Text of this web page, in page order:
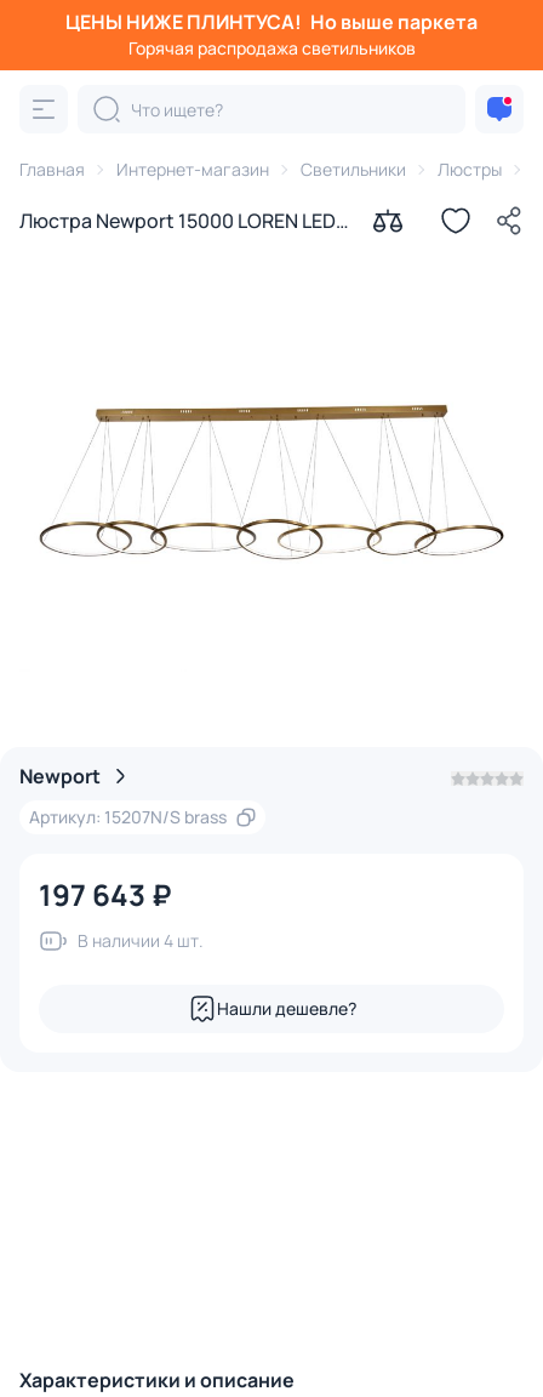
ЦЕНЫ НИЖЕ ПЛИНТУСА! Но выше паркета
Горячая распродажа светильников
Главная Интернет-магазин Светильники Люстры
Люстра Newport 15000 LOREN LED
Newport
Артикул: 15207N/S brass
197 643 ₽
В наличии 4 шт.
Нашли дешевле?
Характеристики и описание